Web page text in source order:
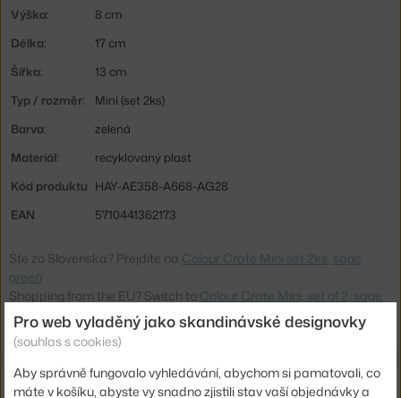
Výška:
8 cm
Délka:
17 cm
Šířka:
13 cm
Typ / rozměr:
Mini (set 2ks)
Barva:
zelená
Materiál:
recyklovaný plast
Kód produktu HAY-AE358-A668-AG28
EAN
5710441362173
Ste zo Slovenska? Prejdite na Colour Crate Mini set 2ks, sage
green
Shopping from the EU? Switch to Colour Crate Mini, set of 2, sage
green
Související produkty
Pro web vyladěný jako skandinávské designovky
(souhlas s cookies)
Aby správně fungovalo vyhledávání, abychom si pamatovali, co
máte v košíku, abyste vy snadno zjistili stav vaší objednávky a